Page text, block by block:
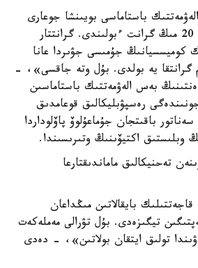
باستاماسى بويىنشا جوعارى
وقۋ ورىندارىنا قوسىمشا 20 مىڭ گرانت ءبولىندى. گرانتتار
كوميسسيانىڭ جۇمىسى جۋىردا عانا
68 مىڭ ادام گرانتقا يە بولدى. بۇل وتە جاقسى»، -
بەس الەۋمەتتىك باستاماسىن
رەسپۋبليكالىق قوعامدىق
باقىتجان جۇماعۇلوۆ پاۆلوداردا
وبلىستىق اكتيۆىنىڭ وتىرىسىندا.
تەحنيكالىق ماماندىقتارعا
بايقالاتىن مىڭداعان
تيگىزەدى. بۇل تۋرالى مەملەكەت
تولىق ايتقان بولاتىن»، - دەدى